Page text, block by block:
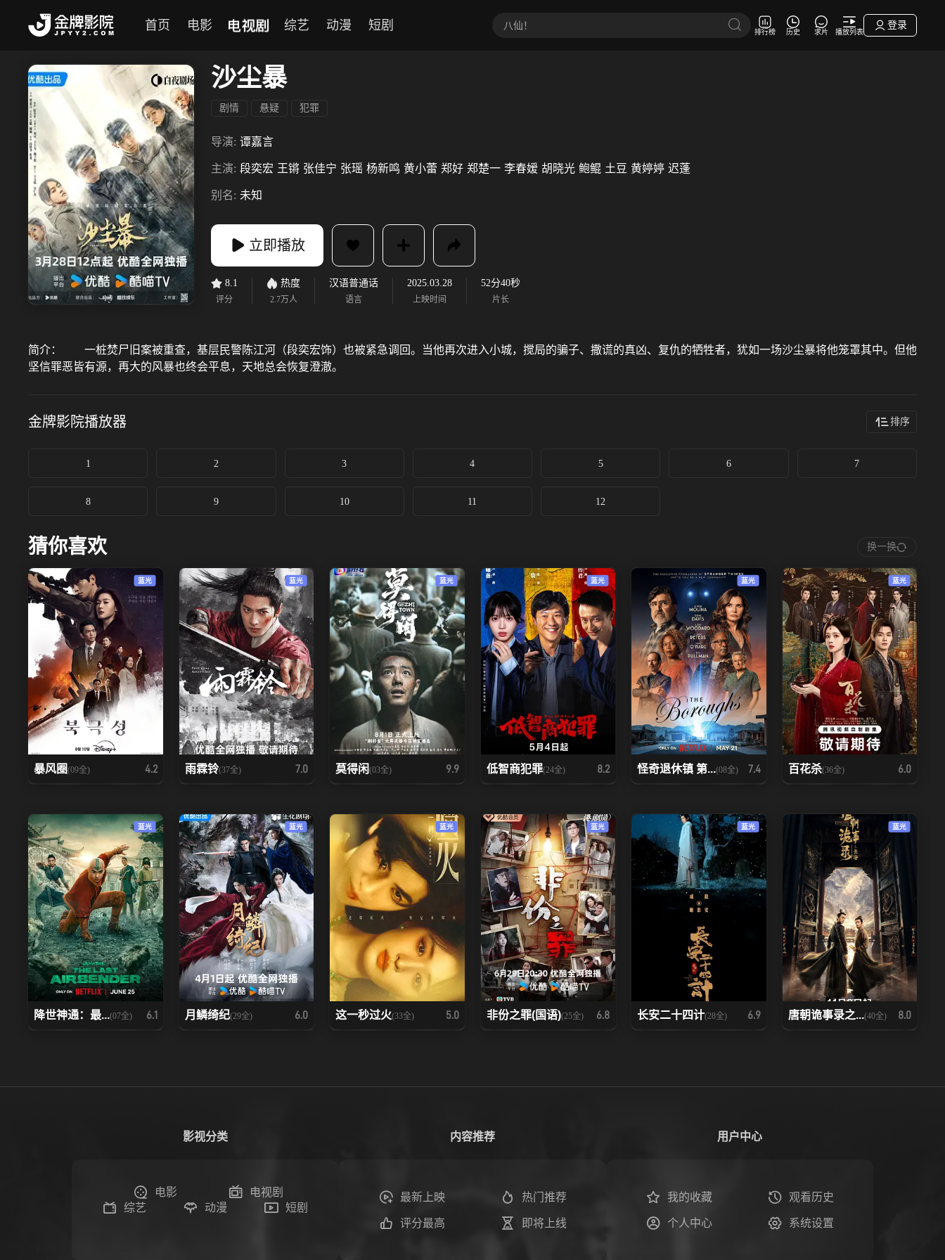
首页 电影 电视剧 综艺 动漫 短剧 排行榜 历史 求片 播放列表
登录
沙尘暴
剧情 悬疑 犯罪
导演: 谭嘉言
主演: 段奕宏 王锵 张佳宁 张瑶 杨新鸣 黄小蕾 郑好 郑楚一 李春嫒 胡晓光 鲍鲲 土豆 黄婷婷 迟蓬
别名: 未知
立即播放
8.1
评分
热度
2.7万人
汉语普通话
语言
2025.03.28
上映时间
52分40秒
片长
简介：
一桩焚尸旧案被重查，基层民警陈江河（段奕宏饰）也被紧急调回。当他再次进入小城，搅局的骗子、撒谎的真凶、复仇的牺牲者，犹如一场沙尘暴将他笼罩其中。但他
坚信罪恶皆有源，再大的风暴也终会平息，天地总会恢复澄澈。
金牌影院播放器 排序
1 2 3 4 5 6 7
8 9 10 11 12
猜你喜欢 换一换
蓝光
暴风圈(09全) 4.2
蓝光
雨霖铃(37全) 7.0
蓝光
莫得闲(03全) 9.9
蓝光
低智商犯罪(24全) 8.2
蓝光
怪奇退休镇 第...(08全) 7.4
蓝光
百花杀(36全) 6.0
蓝光
降世神通：最...(07全) 6.1
蓝光
月鳞绮纪(29全) 6.0
蓝光
这一秒过火(33全) 5.0
蓝光
非份之罪(国语)(25全) 6.8
蓝光
长安二十四计(28全) 6.9
蓝光
唐朝诡事录之...(40全) 8.0
影视分类
电影
电视剧
综艺
动漫 短剧
内容推荐
最新上映 热门推荐
评分最高 即将上线
用户中心
我的收藏 观看历史
个人中心 系统设置